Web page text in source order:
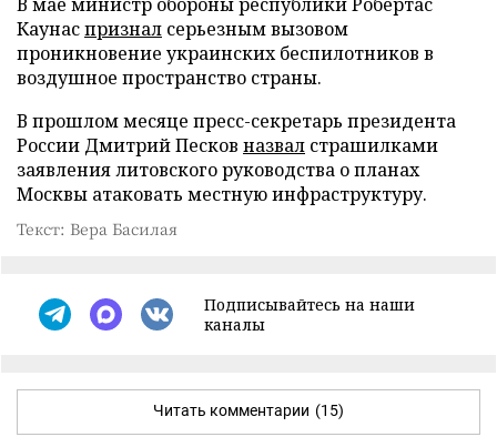
Каунаспризнал серьезным вызовом
проникновение украинских беспилотников в
воздушное пространство страны.
В прошлом месяце пресс-секретарь президента
России Дмитрий Песков назвал страшилками
заявления литовского руководства о планах
Москвы атаковать местную инфраструктуру.
Текст: Вера Басилая
Подписывайтесь на наши
каналы
Читать комментарии (15)